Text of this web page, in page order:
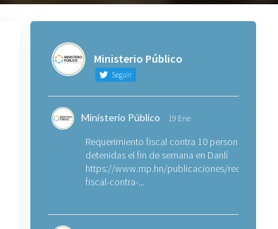
Ministerio Público
Seguir
Ministerio Público 19 Ene
Requerimiento fiscal contra 10 personas
detenidas el fin de semana en Danlí
https://www.mp.hn/publicaciones/
fiscal-contra-...